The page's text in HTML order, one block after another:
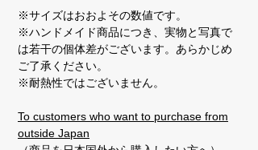
※サイズはおおよその数値です。
※ハンドメイド商品につき、実物と写真で
は若干の個体差がございます。あらかじめ
ご了承ください。
※耐熱性ではございません。
To customers who want to purchase from
outside Japan